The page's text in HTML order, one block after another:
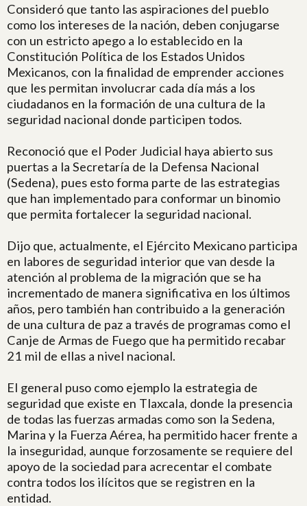
Consideró que tanto las aspiraciones del pueblo
como los intereses de la nación, deben conjugarse
con un estricto apego a lo establecido en la
Constitución Política de los Estados Unidos
Mexicanos, con la finalidad de emprender acciones
que les permitan involucrar cada día más a los
ciudadanos en la formación de una cultura de la
seguridad nacional donde participen todos.
Reconoció que el Poder Judicial haya abierto sus
puertas a la Secretaría de la Defensa Nacional
(Sedena), pues esto forma parte de las estrategias
que han implementado para conformar un binomio
que permita fortalecer la seguridad nacional.
Dijo que, actualmente, el Ejército Mexicano participa
en labores de seguridad interior que van desde la
atención al problema de la migración que se ha
incrementado de manera significativa en los últimos
años, pero también han contribuido a la generación
de una cultura de paz a través de programas como el
Canje de Armas de Fuego que ha permitido recabar
21 mil de ellas a nivel nacional.
El general puso como ejemplo la estrategia de
seguridad que existe en Tlaxcala, donde la presencia
de todas las fuerzas armadas como son la Sedena,
Marina y la Fuerza Aérea, ha permitido hacer frente a
la inseguridad, aunque forzosamente se requiere del
apoyo de la sociedad para acrecentar el combate
contra todos los ilícitos que se registren en la
entidad.